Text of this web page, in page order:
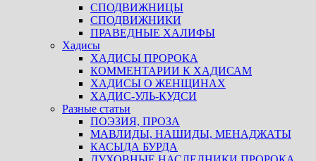
СПОДВИЖНИЦЫ
СПОДВИЖНИКИ
ПРАВЕДНЫЕ ХАЛИФЫ
Хадисы
ХАДИСЫ ПРОРОКА
КОММЕНТАРИИ К ХАДИСАМ
ХАДИСЫ О ЖЕНЩИНАХ
ХАДИС-УЛЬ-КУДСИ
Разные статьи
ПОЭЗИЯ, ПРОЗА
МАВЛИДЫ, НАШИДЫ, МЕНАДЖАТЫ
КАСЫДА БУРДА